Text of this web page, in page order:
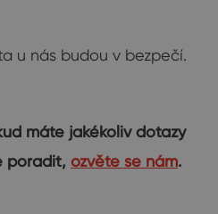
u nás budou v bezpečí.
máte jakékoliv dotazy
poradit, ozvěte se nám.